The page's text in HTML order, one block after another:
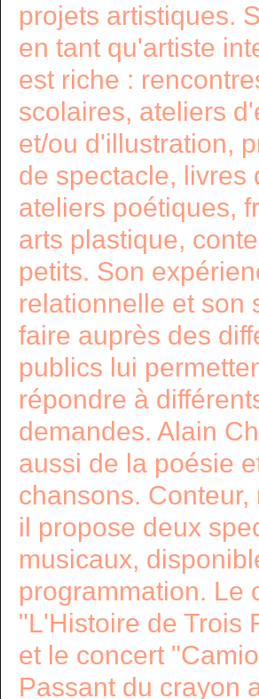
projets artistiques.
en tant qu'artiste
est riche :
scolaires, ateliers
et/ou d'illustration,
de spectacle, livres
ateliers poétiques,
arts plastique,
petits. Son
relationnelle et son
faire auprès des
publics lui
répondre à
demandes. Alain
aussi de la poésie
chansons. Conteur,
il propose deux
musicaux,
programmation. Le
"L'Histoire de Trois
et le concert
Passant du crayon